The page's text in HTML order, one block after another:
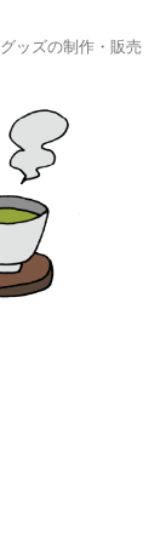
グッズの制作・販売